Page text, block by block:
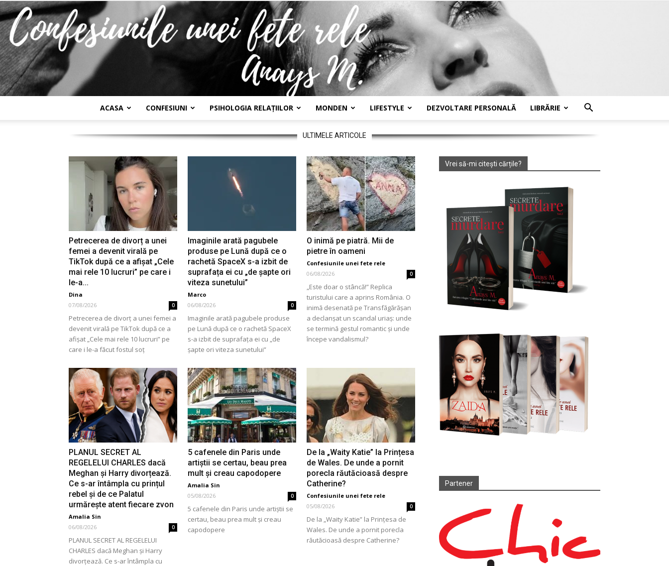
unei
rele
ACASA CONFESIUNI PSIHOLOGIA RELAȚIILOR MONDEN LIFESTYLE DEZVOLTARE PERSONALĂ LIBRĂRIE
ULTIMELE ARTICOLE
Petrecerea de divorț a unei
femei a devenit virală pe
TikTok după ce a afișat „Cele
mai rele 10 lucruri” pe care i
le-a...
Dina
07/08/2026
0
Petrecerea de divorț a unei femei a
devenit virală pe TikTok după ce a
afișat „Cele mai rele 10 lucruri” pe
care i le-a făcut fostul soț
Imaginile arată pagubele
produse pe Lună după ce o
rachetă SpaceX s-a izbit de
suprafața ei cu „de șapte ori
viteza sunetului”
Marco
06/08/2026
0
Imaginile arată pagubele produse
pe Lună după ce o rachetă SpaceX
s-a izbit de suprafața ei cu „de
șapte ori viteza sunetului”
O inimă pe piatră. Mii de
pietre în oameni
Confesiunile unei fete rele
06/08/2026
0
„Este doar o stâncă!” Replica
turistului care a aprins România. O
inimă desenată pe Transfăgărășan
a declanșat un scandal uriaș: unde
se termină gestul romantic și unde
începe vandalismul?
PLANUL SECRET AL
REGELELUI CHARLES dacă
Meghan și Harry divorțează.
Ce s-ar întâmpla cu prințul
rebel și de ce Palatul
urmărește atent fiecare zvon
Amalia Sin
06/08/2026
0
PLANUL SECRET AL REGELELUI
CHARLES dacă Meghan și Harry
divorțează. Ce s-ar întâmpla cu
5 cafenele din Paris unde
artiștii se certau, beau prea
mult și creau capodopere
Amalia Sin
05/08/2026
0
5 cafenele din Paris unde artiștii se
certau, beau prea mult și creau
capodopere
De la „Waity Katie” la Prințesa
de Wales. De unde a pornit
porecla răutăcioasă despre
Catherine?
Confesiunile unei fete rele
05/08/2026
0
De la „Waity Katie” la Prințesa de
Wales. De unde a pornit porecla
răutăcioasă despre Catherine?
Vrei să-mi citești cărțile?
Partener